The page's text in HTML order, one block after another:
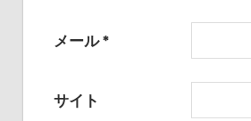
メール*
サイト